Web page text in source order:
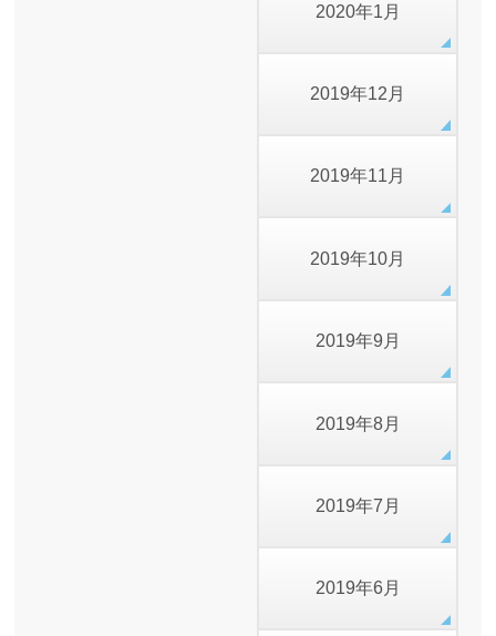
2020年1月
2019年12月
2019年11月
2019年10月
2019年9月
2019年8月
2019年7月
2019年6月